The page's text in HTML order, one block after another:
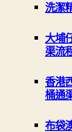
洗潔
大埔
渠流
香港
桶通
布袋